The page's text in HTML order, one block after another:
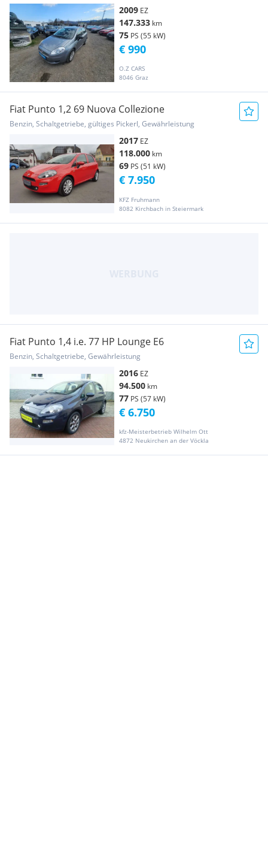
2009 EZ
147.333 km
75 PS (55 kW)
O.Z CARS
8046 Graz
€ 990
Fiat Punto 1,2 69 Nuova Collezione
Benzin, Schaltgetriebe, gültiges Pickerl, Gewährleistung
2017 EZ
118.000 km
69 PS (51 kW)
KFZ Fruhmann
8082 Kirchbach in Steiermark
€ 7.950
Fiat Punto 1,4 i.e. 77 HP Lounge E6
Benzin, Schaltgetriebe, Gewährleistung
2016 EZ
94.500 km
77 PS (57 kW)
kfz-Meisterbetrieb Wilhelm Ott
4872 Neukirchen an der Vöckla
€ 6.750